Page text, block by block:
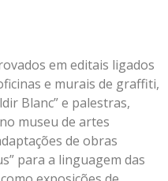
em editais ligados
e murais de graffiti,
Blanc” e palestras,
museu de artes
de obras
para a linguagem das